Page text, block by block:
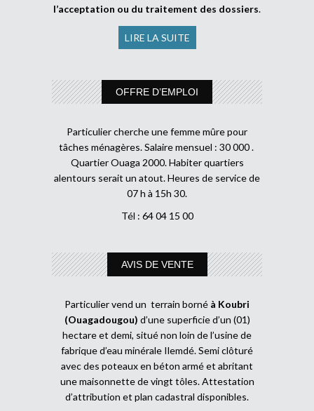
l’acceptation ou du traitement des dossiers.
LIRE LA SUITE
OFFRE D’EMPLOI
Particulier cherche une femme mûre pour
tâches ménagères. Salaire mensuel : 30 000 .
Quartier Ouaga 2000. Habiter quartiers
alentours serait un atout. Heures de service de
07 h à 15h 30.
Tél : 64 04 15 00
AVIS DE VENTE
Particulier vend un terrain borné à Koubri
(Ouagadougou) d’une superficie d’un (01)
hectare et demi, situé non loin de l’usine de
fabrique d’eau minérale Ilemdé. Semi clôturé
avec des poteaux en béton armé et abritant
une maisonnette de vingt tôles. Attestation
d’attribution et plan cadastral disponibles.